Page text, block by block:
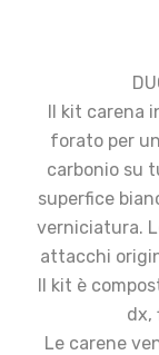
Il kit carena
forato per
carbonio su
superfice
verniciatura.
attacchi
Il kit è
dx,
Le carene